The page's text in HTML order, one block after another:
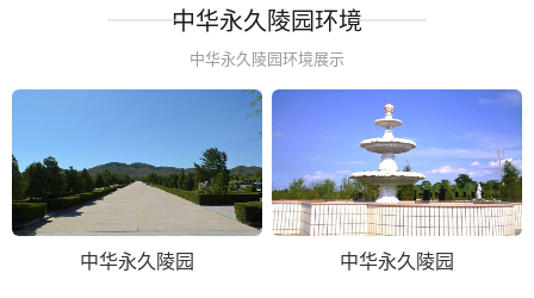
中华永久陵园环境
中华永久陵园环境展示
中华永久陵园 中华永久陵园